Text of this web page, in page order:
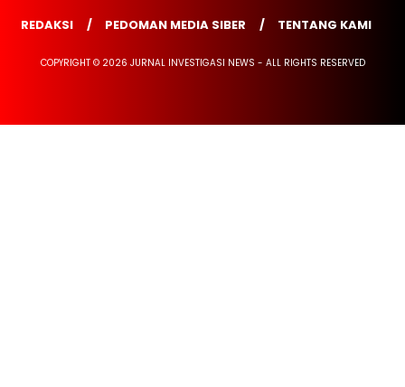
REDAKSI PEDOMAN MEDIA SIBER TENTANG KAMI
COPYRIGHT © 2026 JURNAL INVESTIGASI NEWS - ALL RIGHTS RESERVED